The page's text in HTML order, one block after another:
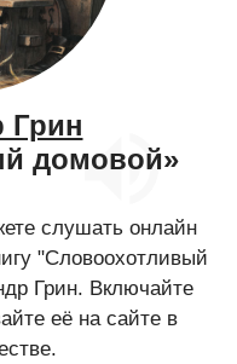
Грин
домовой»
слушать онлайн
"Словоохотливый
Грин. Включайте
её на сайте в